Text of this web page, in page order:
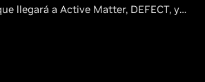
llegará a Active Matter, DEFECT, y
con path traced.